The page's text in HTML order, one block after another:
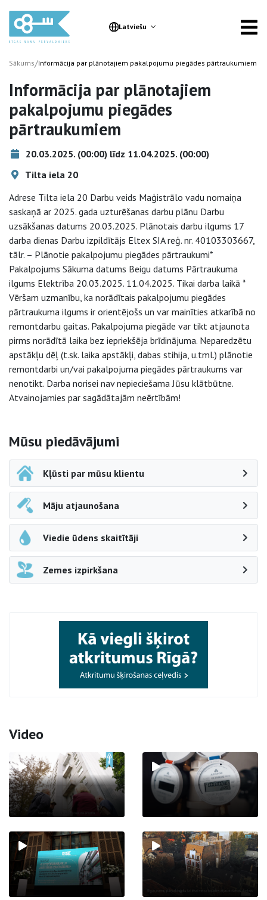
Latviešu
Sākums/Informācija par plānotajiem pakalpojumu piegādes pārtraukumiem
Informācija par plānotajiem
pakalpojumu piegādes
pārtraukumiem
20.03.2025. (00:00) līdz 11.04.2025. (00:00)
Tilta iela 20
Adrese Tilta iela 20 Darbu veids Maģistrālo vadu nomaiņa
saskaņā ar 2025. gada uzturēšanas darbu plānu Darbu
uzsākšanas datums 20.03.2025. Plānotais darbu ilgums 17
darba dienas Darbu izpildītājs Eltex SIA reģ. nr. 40103303667,
tālr. – Plānotie pakalpojumu piegādes pārtraukumi*
Pakalpojums Sākuma datums Beigu datums Pārtraukuma
ilgums Elektrība 20.03.2025. 11.04.2025. Tikai darba laikā *
Vēršam uzmanību, ka norādītais pakalpojumu piegādes
pārtraukuma ilgums ir orientējošs un var mainīties atkarībā no
remontdarbu gaitas. Pakalpojuma piegāde var tikt atjaunota
pirms norādītā laika bez iepriekšēja brīdinājuma. Neparedzētu
apstākļu dēļ (t.sk. laika apstākļi, dabas stihija, u.tml.) plānotie
remontdarbi un/vai pakalpojuma piegādes pārtraukums var
nenotikt. Darba norisei nav nepieciešama Jūsu klātbūtne.
Atvainojamies par sagādātajām neērtībām!
Sāna navigācija
Mūsu piedāvājumi
Kļūsti par mūsu klientu
Māju atjaunošana
Viedie ūdens skaitītāji
Zemes izpirkšana
Video